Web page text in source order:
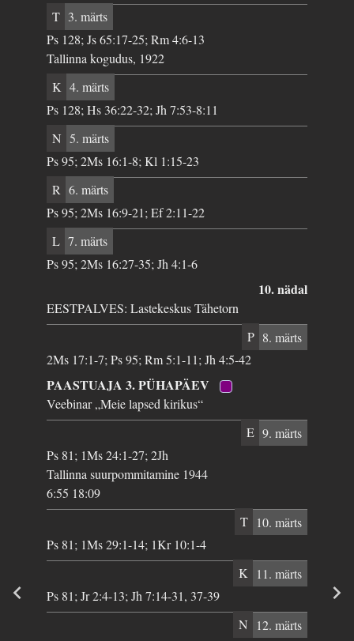
T 3. märts
Ps 128; Js 65:17-25; Rm 4:6-13
Tallinna kogudus, 1922
K 4. märts
Ps 128; Hs 36:22-32; Jh 7:53-8:11
N 5. märts
Ps 95; 2Ms 16:1-8; Kl 1:15-23
R 6. märts
Ps 95; 2Ms 16:9-21; Ef 2:11-22
L 7. märts
Ps 95; 2Ms 16:27-35; Jh 4:1-6
10. nädal
EESTPALVES: Lastekeskus Tähetorn
P 8. märts
2Ms 17:1-7; Ps 95; Rm 5:1-11; Jh 4:5-42
PAASTUAJA 3. PÜHAPÄEV
Veebinar „Meie lapsed kirikus“
E 9. märts
Ps 81; 1Ms 24:1-27; 2Jh
Tallinna suurpommitamine 1944
6:55 18:09
T 10. märts
Ps 81; 1Ms 29:1-14; 1Kr 10:1-4
K 11. märts
Ps 81; Jr 2:4-13; Jh 7:14-31, 37-39
N
12. märts